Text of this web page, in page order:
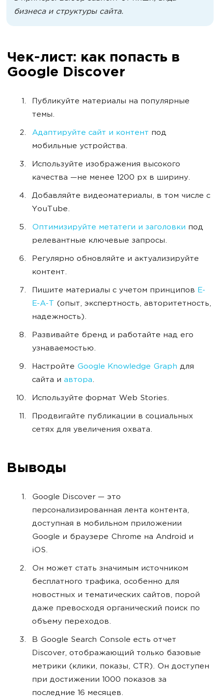
бизнеса и структуры сайта.
Чек-лист: как попасть в
Google Discover
Публикуйте материалы на популярные
темы.
Адаптируйте сайт и контент под
мобильные устройства.
Используйте изображения высокого
качества —не менее 1200 px в ширину.
Добавляйте видеоматериалы, в том числе с
YouTube.
Оптимизируйте метатеги и заголовки под
релевантные ключевые запросы.
Регулярно обновляйте и актуализируйте
контент.
Пишите материалы с учетом принципов E-
E-A-T
(опыт, экспертность, авторитетность,
надежность).
Развивайте бренд и работайте над его
узнаваемостью.
Настройте Google Knowledge Graph для
сайта и автора.
Используйте формат Web Stories.
Продвигайте публикации в социальных
сетях для увеличения охвата.
Выводы
Google Discover — это
персонализированная лента контента,
доступная в мобильном приложении
Google и браузере Chrome на Android и
iOS.
Он может стать значимым источником
бесплатного трафика, особенно для
новостных и тематических сайтов, порой
даже превосходя органический поиск по
объему переходов.
В Google Search Console есть отчет
Discover, отображающий только базовые
метрики (клики, показы, CTR). Он доступен
при достижении 1000 показов за
последние 16 месяцев.